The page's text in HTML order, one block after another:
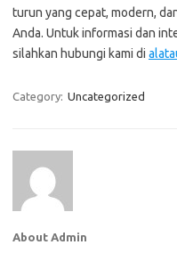
turun yang cepat, modern,
Anda. Untuk informasi dan
silahkan hubungi kami di
Category: Uncategorized
About Admin